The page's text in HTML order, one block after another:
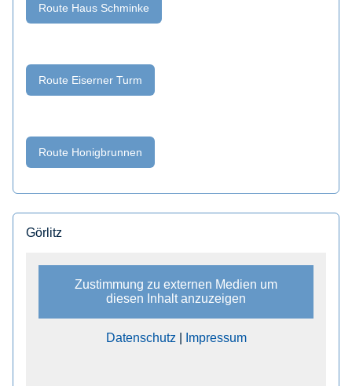
Route Haus Schminke
Route Eiserner Turm
Route Honigbrunnen
Görlitz
Zustimmung zu externen Medien um
diesen Inhalt anzuzeigen
Datenschutz Impressum